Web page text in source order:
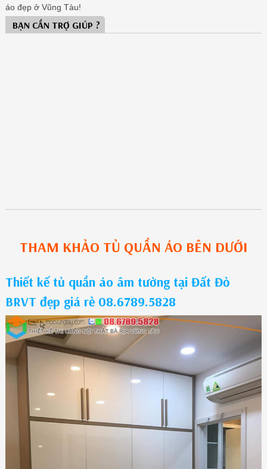
áo đẹp ở Vũng Tàu!
BẠN CẦN TRỢ GIÚP ?
THAM KHẢO TỦ QUẦN ÁO BÊN DƯỚI
Thiết kế tủ quần áo âm tường tại Đất Đỏ
BRVT đẹp giá rẻ 08.6789.5828